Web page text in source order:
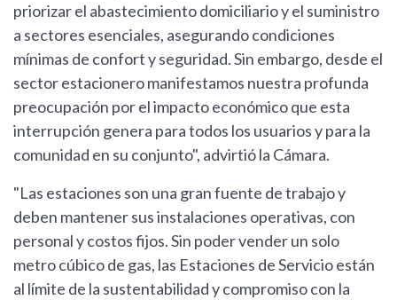
priorizar el abastecimiento domiciliario y el suministro
a sectores esenciales, asegurando condiciones
mínimas de confort y seguridad. Sin embargo, desde el
sector estacionero manifestamos nuestra profunda
preocupación por el impacto económico que esta
interrupción genera para todos los usuarios y para la
comunidad en su conjunto", advirtió la Cámara.
"Las estaciones son una gran fuente de trabajo y
deben mantener sus instalaciones operativas, con
personal y costos fijos. Sin poder vender un solo
metro cúbico de gas, las Estaciones de Servicio están
al límite de la sustentabilidad y compromiso con la